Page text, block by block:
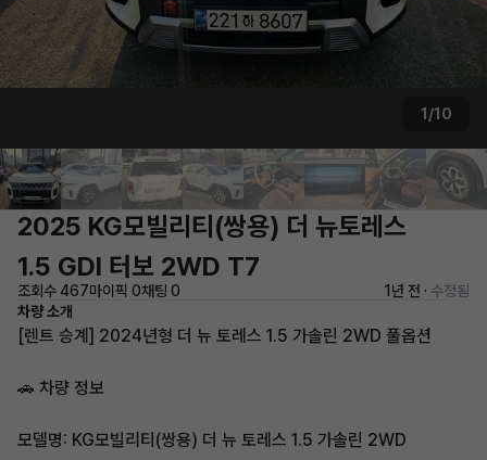
1/10
2025 KG모빌리티(쌍용) 더 뉴토레스
1.5 GDI 터보 2WD T7
조회수 467마이픽 0채팅 0 1년 전 · 수정됨
차량 소개
[렌트 승계] 2024년형 더 뉴 토레스 1.5 가솔린 2WD 풀옵션
🚗 차량 정보
모델명: KG모빌리티(쌍용) 더 뉴 토레스 1.5 가솔린 2WD